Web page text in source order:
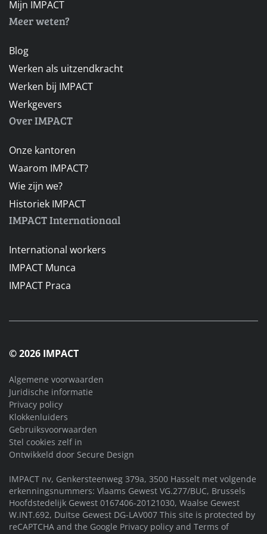
Mijn IMPACT
Meer weten?
Blog
Werken als uitzendkracht
Werken bij IMPACT
Werkgevers
Over IMPACT
Onze kantoren
Waarom IMPACT?
Wie zijn we?
Historiek IMPACT
IMPACT Internationaal
International workers
IMPACT Munca
IMPACT Praca
© 2026 IMPACT
Algemene voorwaarden
Juridische informatie
Privacy policy
Klokkenluiders
Gebruiksvoorwaarden
Stel cookies zelf in
Ontwikkeld door Secure Design
IMPACT nv, Genkersteenweg 379a, 3500 Hasselt met volgende
erkenningsnummers: Vlaams Gewest VG.277/BUC, Brussels
Hoofdstedelijk Gewest 0167406-20121030, Waalse Gewest
W.INT.692, Duitse Gewest DG-LAV007 This site is protected by
reCAPTCHA and the Google Privacy policy and Terms of